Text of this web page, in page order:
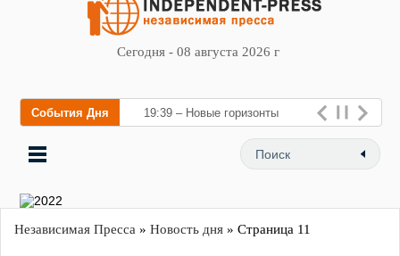
Сегодня - 08 августа 2026 г
События Дня 19:39 – Новые горизонты
флебологии: в Москве откр
Независимая Пресса » Новость дня » Страница 11